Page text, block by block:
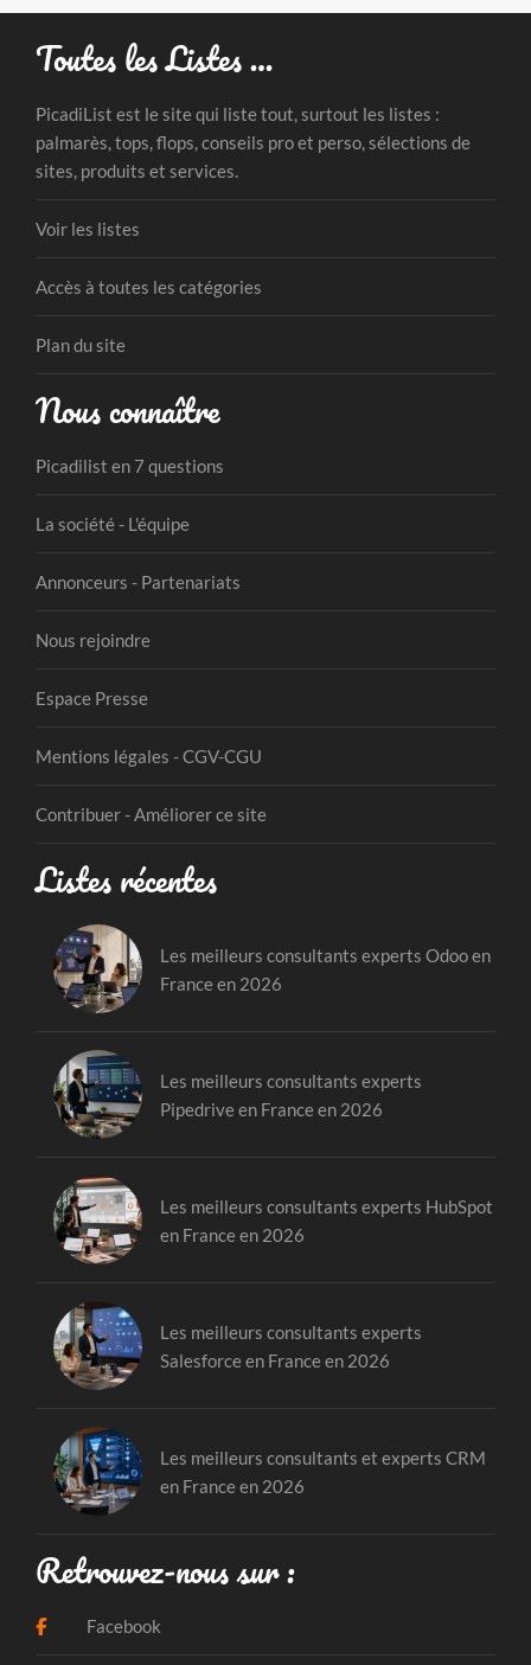
Toutes les Listes …
PicadiList est le site qui liste tout, surtout les listes :
palmarès, tops, flops, conseils pro et perso, sélections de
sites, produits et services.
Voir les listes
Accès à toutes les catégories
Plan du site
Nous connaître
Picadilist en 7 questions
La société - L'équipe
Annonceurs - Partenariats
Nous rejoindre
Espace Presse
Mentions légales - CGV-CGU
Contribuer - Améliorer ce site
Listes récentes
Les meilleurs consultants experts Odoo en
France en 2026
Les meilleurs consultants experts
Pipedrive en France en 2026
Les meilleurs consultants experts HubSpot
en France en 2026
Les meilleurs consultants experts
Salesforce en France en 2026
Les meilleurs consultants et experts CRM
en France en 2026
Retrouvez-nous sur :
Facebook